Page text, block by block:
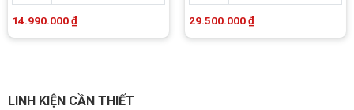
14.990.000₫ 29.500.000₫
LINH KIỆN CẦN THIẾT